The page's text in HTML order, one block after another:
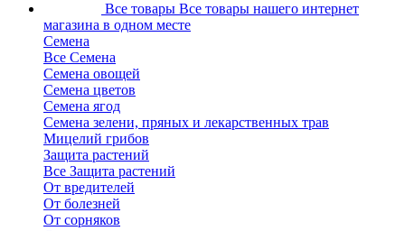
Все товары Все товары нашего интернет
магазина в одном месте
Семена
Все Семена
Семена овощей
Семена цветов
Семена ягод
Семена зелени, пряных и лекарственных трав
Мицелий грибов
Защита растений
Все Защита растений
От вредителей
От болезней
От сорняков